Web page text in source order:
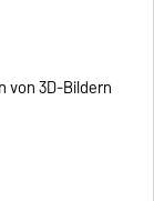
von 3D-Bildern